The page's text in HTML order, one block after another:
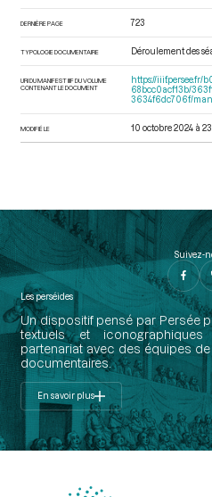
DERNIÈRE PAGE 723
TYPOLOGIE DOCUMENTAIRE Déroulement des
URI DU MANIFEST IIIF DU VOLUME
CONTENANT LE DOCUMENT
https://iiif.persee.fr/
68bcc0acf13b/
3634f6dc706f/
MODIFIÉ LE 10 octobre 2024 à
Suivez-
Les perséides
Un dispositif pensé par Persée
textuels et
partenariat avec des équipes
documentaires.
En savoir plus